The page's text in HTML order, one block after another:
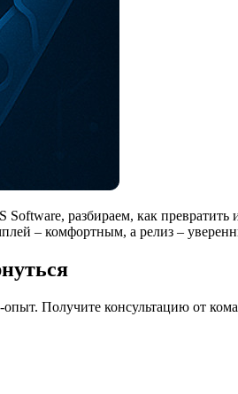
разбираем, как
– комфортным, а релиз –
Получите консультацию от